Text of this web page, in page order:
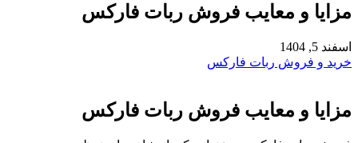
مزایا و معایب فروش ربات فارکس
اسفند 5, 1404
خرید و فروش ربات فارکس
مزایا و معایب فروش ربات فارکس